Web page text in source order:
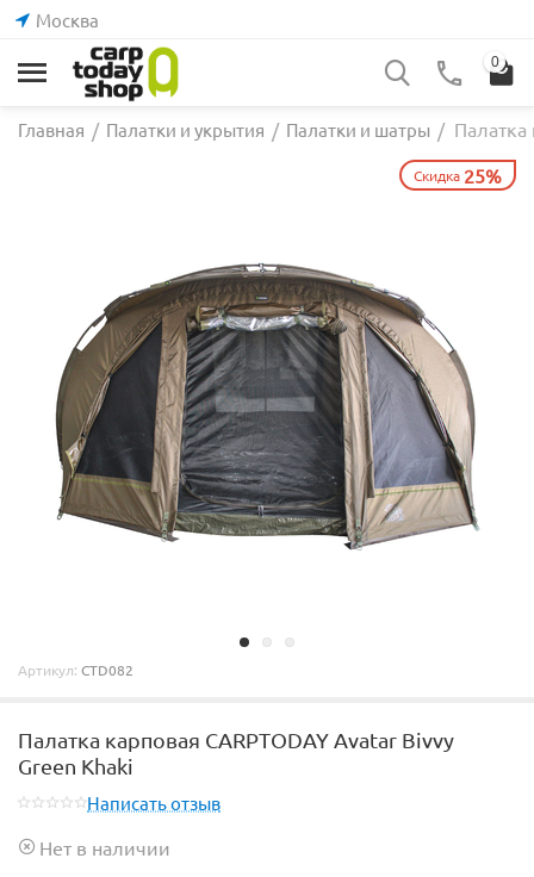
Москва
0
Главная / Палатки и укрытия / Палатки и шатры / Палатка
Скидка 25%
Артикул: CTD082
Палатка карповая CARPTODAY Avatar Bivvy
Green Khaki
Написать отзыв
Нет в наличии